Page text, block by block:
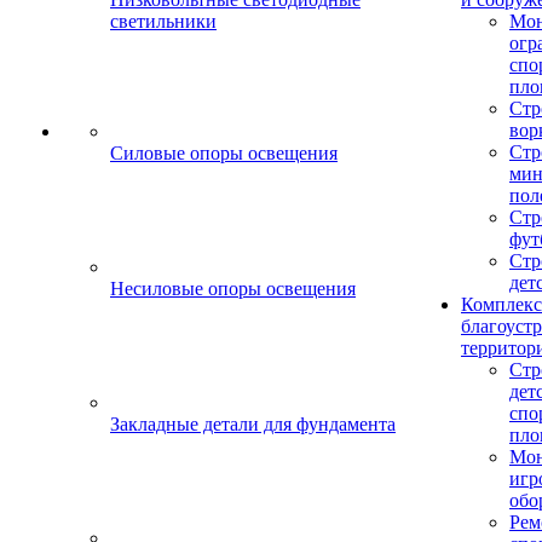
светильники
Силовые опоры освещения
Несиловые опоры освещения
Закладные детали для фундамента